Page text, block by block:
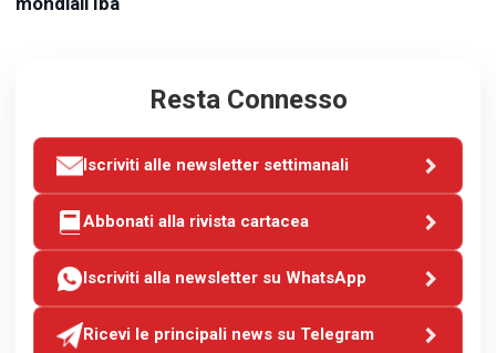
Resta Connesso
Iscriviti alle newsletter settimanali
Abbonati alla rivista cartacea
Iscriviti alla newsletter su WhatsApp
Ricevi le principali news su Telegram